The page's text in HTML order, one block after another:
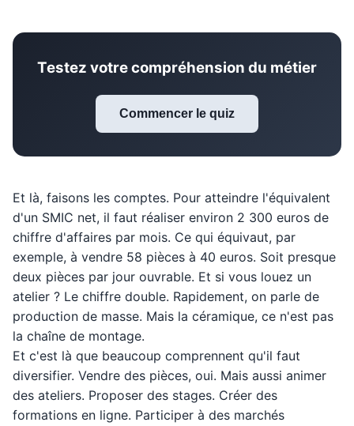
Testez votre compréhension du métier
Commencer le quiz
Et là, faisons les comptes. Pour atteindre l'équivalent
d'un SMIC net, il faut réaliser environ 2 300 euros de
chiffre d'affaires par mois. Ce qui équivaut, par
exemple, à vendre 58 pièces à 40 euros. Soit presque
deux pièces par jour ouvrable. Et si vous louez un
atelier ? Le chiffre double. Rapidement, on parle de
production de masse. Mais la céramique, ce n'est pas
la chaîne de montage.
Et c'est là que beaucoup comprennent qu'il faut
diversifier. Vendre des pièces, oui. Mais aussi animer
des ateliers. Proposer des stages. Créer des
formations en ligne. Participer à des marchés